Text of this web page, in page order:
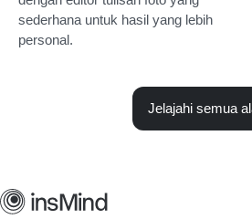
sederhana untuk hasil yang lebih
personal.
Jelajahi semua